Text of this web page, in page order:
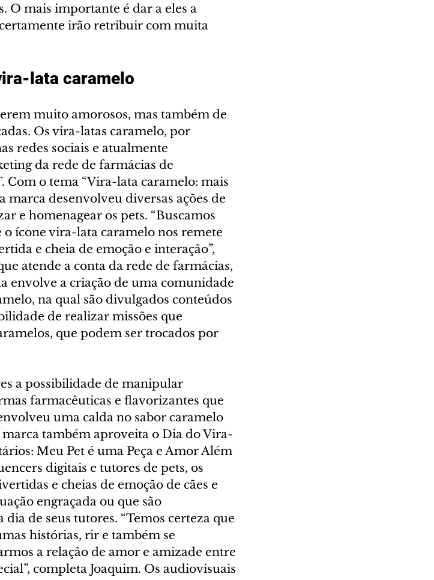
O mais importante é dar a eles a
irão retribuir com muita
lata caramelo
muito amorosos, mas também de
Os vira-latas caramelo, por
redes sociais e atualmente
da rede de farmácias de
o tema “Vira-lata caramelo: mais
marca desenvolveu diversas ações de
e homenagear os pets. “Buscamos
ícone vira-lata caramelo nos remete
e cheia de emoção e interação”,
atende a conta da rede de farmácias,
envolve a criação de uma comunidade
na qual são divulgados conteúdos
de realizar missões que
que podem ser trocados por
a possibilidade de manipular
farmacêuticas e flavorizantes que
uma calda no sabor caramelo
também aproveita o Dia do Vira-
Meu Pet é uma Peça e Amor Além
digitais e tutores de pets, os
e cheias de emoção de cães e
engraçada ou que são
de seus tutores. “Temos certeza que
histórias, rir e também se
a relação de amor e amizade entre
completa Joaquim. Os audiovisuais